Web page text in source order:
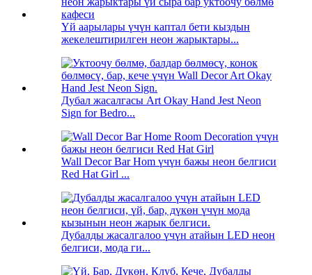
Үй аарылары үчүн каптал бети кыздын
жекелештирилген неон жарыктары...
Дубал жасалгасы Art Okay Hand Jest Neon
Sign for Bedro...
Wall Decor Bar Hom үчүн бажы неон белгиси
Red Hat Girl ...
Дубалды жасалгалоо үчүн атайын LED неон
белгиси, мода ги...